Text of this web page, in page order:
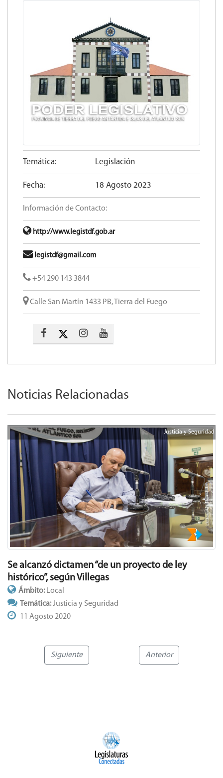
Temática: Legislación
Fecha: 18 Agosto 2023
Información de Contacto:
http://www.legistdf.gob.ar
legistdf@gmail.com
+54 290 143 3844
Calle San Martín 1433 PB, Tierra del Fuego
Noticias Relacionadas
Justicia y Seguridad
Se alcanzó dictamen “de un proyecto de ley
histórico”, según Villegas
Ámbito:Local
Temática:Justicia y Seguridad
11 Agosto 2020
Siguiente Anterior